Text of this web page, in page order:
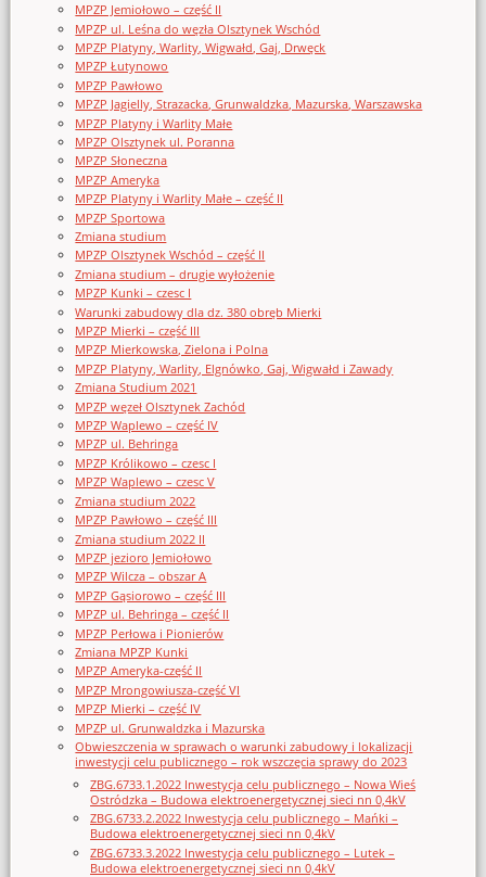
MPZP Jemiołowo – część II
MPZP ul. Leśna do węzła Olsztynek Wschód
MPZP Platyny, Warlity, Wigwałd, Gaj, Drwęck
MPZP Łutynowo
MPZP Pawłowo
MPZP Jagielly, Strazacka, Grunwaldzka, Mazurska, Warszawska
MPZP Platyny i Warlity Małe
MPZP Olsztynek ul. Poranna
MPZP Słoneczna
MPZP Ameryka
MPZP Platyny i Warlity Małe – część II
MPZP Sportowa
Zmiana studium
MPZP Olsztynek Wschód – część II
Zmiana studium – drugie wyłożenie
MPZP Kunki – czesc I
Warunki zabudowy dla dz. 380 obręb Mierki
MPZP Mierki – część III
MPZP Mierkowska, Zielona i Polna
MPZP Platyny, Warlity, Elgnówko, Gaj, Wigwałd i Zawady
Zmiana Studium 2021
MPZP węzeł Olsztynek Zachód
MPZP Waplewo – część IV
MPZP ul. Behringa
MPZP Królikowo – czesc I
MPZP Waplewo – czesc V
Zmiana studium 2022
MPZP Pawłowo – część III
Zmiana studium 2022 II
MPZP jezioro Jemiołowo
MPZP Wilcza – obszar A
MPZP Gąsiorowo – część III
MPZP ul. Behringa – część II
MPZP Perłowa i Pionierów
Zmiana MPZP Kunki
MPZP Ameryka-część II
MPZP Mrongowiusza-część VI
MPZP Mierki – część IV
MPZP ul. Grunwaldzka i Mazurska
Obwieszczenia w sprawach o warunki zabudowy i lokalizacji
inwestycji celu publicznego – rok wszczęcia sprawy do 2023
ZBG.6733.1.2022 Inwestycja celu publicznego – Nowa Wieś
Ostródzka – Budowa elektroenergetycznej sieci nn 0,4kV
ZBG.6733.2.2022 Inwestycja celu publicznego – Mańki –
Budowa elektroenergetycznej sieci nn 0,4kV
ZBG.6733.3.2022 Inwestycja celu publicznego – Lutek –
Budowa elektroenergetycznej sieci nn 0,4kV